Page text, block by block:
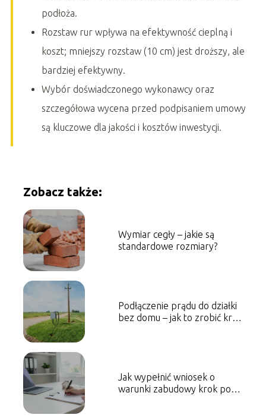
podłoża.
Rozstaw rur wpływa na efektywność cieplną i
koszt; mniejszy rozstaw (10 cm) jest droższy, ale
bardziej efektywny.
Wybór doświadczonego wykonawcy oraz
szczegółowa wycena przed podpisaniem umowy
są kluczowe dla jakości i kosztów inwestycji.
Zobacz także:
Wymiar cegły – jakie są
standardowe rozmiary?
Podłączenie prądu do działki
bez domu – jak to zrobić krok
Jak wypełnić wniosek o
warunki zabudowy krok po